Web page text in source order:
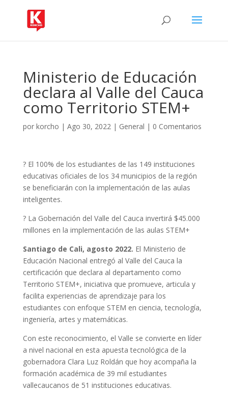
Ministerio de Educación
declara al Valle del Cauca
como Territorio STEM+
por korcho | Ago 30, 2022| General | 0 Comentarios
? El 100% de los estudiantes de las 149 instituciones
educativas oficiales de los 34 municipios de la región
se beneficiarán con la implementación de las aulas
inteligentes.
? La Gobernación del Valle del Cauca invertirá $45.000
millones en la implementación de las aulas STEM+
Santiago de Cali, agosto 2022. El Ministerio de
Educación Nacional entregó al Valle del Cauca la
certificación que declara al departamento como
Territorio STEM+, iniciativa que promueve, articula y
facilita experiencias de aprendizaje para los
estudiantes con enfoque STEM en ciencia, tecnología,
ingeniería, artes y matemáticas.
Con este reconocimiento, el Valle se convierte en líder
a nivel nacional en esta apuesta tecnológica de la
gobernadora Clara Luz Roldán que hoy acompaña la
formación académica de 39 mil estudiantes
vallecaucanos de 51 instituciones educativas.